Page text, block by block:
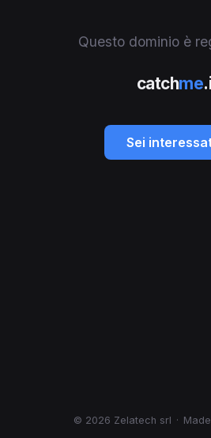
Questo dominio è
catchme
Sei
© 2026 Zelatech srl ·